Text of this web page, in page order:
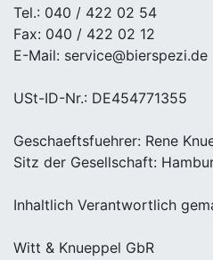
Tel.: 040 / 422 02 54
Fax: 040 / 422 02 12
E-Mail: service@bierspezi.de
USt-ID-Nr.: DE454771355
Geschaeftsfuehrer: Rene
Sitz der Gesellschaft:
Inhaltlich Verantwortlich
Witt & Knueppel GbR